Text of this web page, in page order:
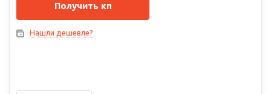
Получить кп
Нашли дешевле?